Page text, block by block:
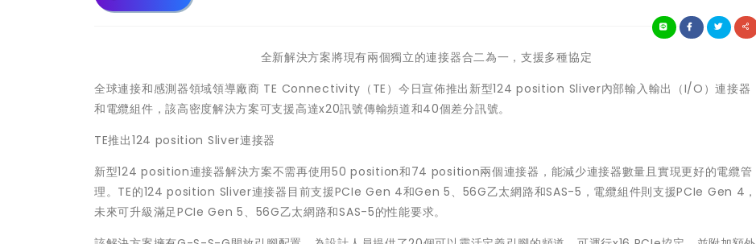
全新解決方案將現有兩個獨立的連接器合二為一，支援多種協定
全球連接和感測器領域領導廠商 TE Connectivity（TE）今日宣佈推出新型124 position Sliver內部輸入輸出（I/O）連接器
和電纜組件，該高密度解決方案可支援高達x20訊號傳輸頻道和40個差分訊號。
TE推出124 position Sliver連接器
新型124 position連接器解決方案不需再使用50 position和74 position兩個連接器，能減少連接器數量且實現更好的電纜管
理。TE的124 position Sliver連接器目前支援PCIe Gen 4和Gen 5、56G乙太網路和SAS-5，電纜組件則支援PCIe Gen 4，
未來可升級滿足PCIe Gen 5、56G乙太網路和SAS-5的性能要求。